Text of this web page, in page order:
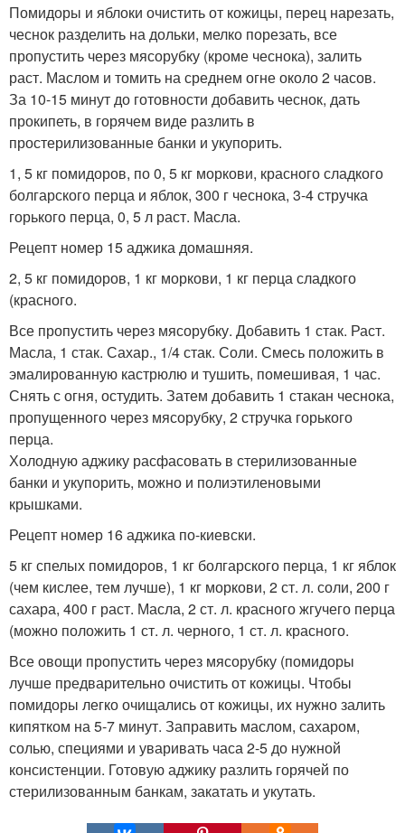
Помидоры и яблоки очистить от кожицы, перец нарезать,
чеснок разделить на дольки, мелко порезать, все
пропустить через мясорубку (кроме чеснока), залить
раст. Маслом и томить на среднем огне около 2 часов.
За 10-15 минут до готовности добавить чеснок, дать
прокипеть, в горячем виде разлить в
простерилизованные банки и укупорить.
1, 5 кг помидоров, по 0, 5 кг моркови, красного сладкого
болгарского перца и яблок, 300 г чеснока, 3-4 стручка
горького перца, 0, 5 л раст. Масла.
Рецепт номер 15 аджика домашняя.
2, 5 кг помидоров, 1 кг моркови, 1 кг перца сладкого
(красного.
Все пропустить через мясорубку. Добавить 1 стак. Раст.
Масла, 1 стак. Сахар., 1/4 стак. Соли. Смесь положить в
эмалированную кастрюлю и тушить, помешивая, 1 час.
Снять с огня, остудить. Затем добавить 1 стакан чеснока,
пропущенного через мясорубку, 2 стручка горького
перца.
Холодную аджику расфасовать в стерилизованные
банки и укупорить, можно и полиэтиленовыми
крышками.
Рецепт номер 16 аджика по-киевски.
5 кг спелых помидоров, 1 кг болгарского перца, 1 кг яблок
(чем кислее, тем лучше), 1 кг моркови, 2 ст. л. соли, 200 г
сахара, 400 г раст. Масла, 2 ст. л. красного жгучего перца
(можно положить 1 ст. л. черного, 1 ст. л. красного.
Все овощи пропустить через мясорубку (помидоры
лучше предварительно очистить от кожицы. Чтобы
помидоры легко очищались от кожицы, их нужно залить
кипятком на 5-7 минут. Заправить маслом, сахаром,
солью, специями и уваривать часа 2-5 до нужной
консистенции. Готовую аджику разлить горячей по
стерилизованным банкам, закатать и укутать.